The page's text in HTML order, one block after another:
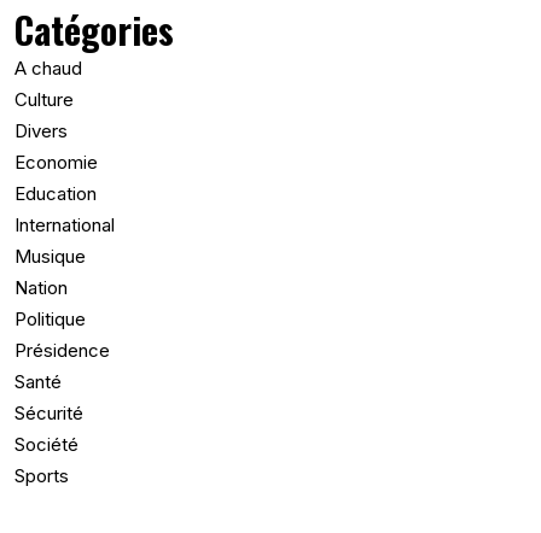
Catégories
A chaud
Culture
Divers
Economie
Education
International
Musique
Nation
Politique
Présidence
Santé
Sécurité
Société
Sports